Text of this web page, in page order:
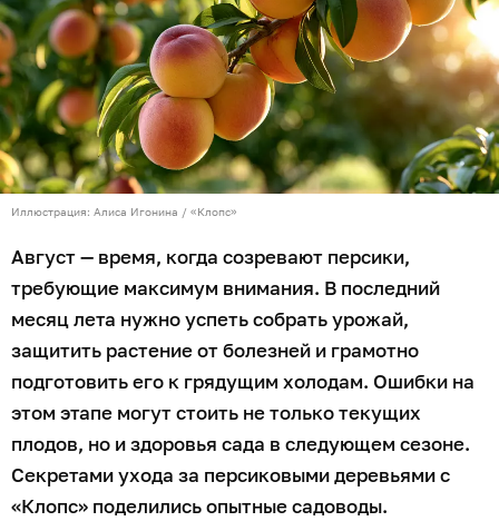
Иллюстрация: Алиса Игонина / «Клопс»
Август — время, когда созревают персики,
требующие максимум внимания. В последний
месяц лета нужно успеть собрать урожай,
защитить растение от болезней и грамотно
подготовить его к грядущим холодам. Ошибки на
этом этапе могут стоить не только текущих
плодов, но и здоровья сада в следующем сезоне.
Секретами ухода за персиковыми деревьями с
«Клопс» поделились опытные садоводы.